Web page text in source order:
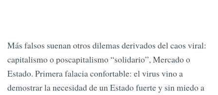
Más falsos suenan otros dilemas derivados del caos viral:
capitalismo o poscapitalismo “solidario”, Mercado o
Estado. Primera falacia confortable: el virus vino a
demostrar la necesidad de un Estado fuerte y sin miedo a